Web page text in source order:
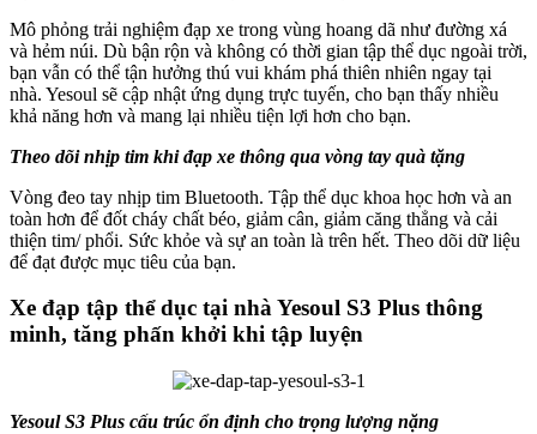
Mô phỏng trải nghiệm đạp xe trong vùng hoang dã như đường xá
và hẻm núi. Dù bận rộn và không có thời gian tập thể dục ngoài trời,
bạn vẫn có thể tận hưởng thú vui khám phá thiên nhiên ngay tại
nhà. Yesoul sẽ cập nhật ứng dụng trực tuyến, cho bạn thấy nhiều
khả năng hơn và mang lại nhiều tiện lợi hơn cho bạn.
Theo dõi nhịp tim khi đạp xe thông qua vòng tay quà tặng
Vòng đeo tay nhịp tim Bluetooth. Tập thể dục khoa học hơn và an
toàn hơn để đốt cháy chất béo, giảm cân, giảm căng thẳng và cải
thiện tim/ phổi. Sức khỏe và sự an toàn là trên hết. Theo dõi dữ liệu
để đạt được mục tiêu của bạn.
Xe đạp tập thể dục tại nhà Yesoul S3 Plus thông
minh, tăng phấn khởi khi tập luyện
Yesoul S3 Plus cấu trúc ổn định cho trọng lượng nặng